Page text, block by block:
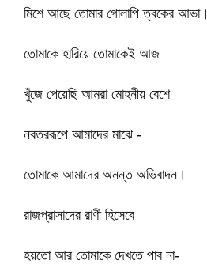
মিশে আছে তোমার গোলাপি ত্বকের আভা।
তোমাকে হারিয়ে তোমাকেই আজ
খুঁজে পেয়েছি আমরা মোহনীয় বেশে
নবতররূপে আমাদের মাঝে -
তোমাকে আমাদের অনন্ত অভিবাদন।
রাজপ্রাসাদের রাণী হিসেবে
হয়তো আর তোমাকে দেখতে পাব না-